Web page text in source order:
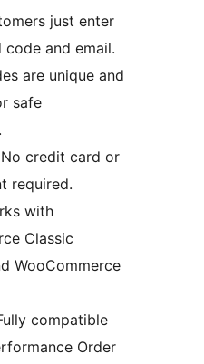
just enter
and email.
are unique and
safe
No credit card or
required.
with
Classic
WooCommerce
compatible
Order